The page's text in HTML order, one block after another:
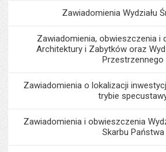
Zawiadomienia Wydziału
Zawiadomienia, obwieszczenia i
Architektury i Zabytków oraz
Przestrzennego
Zawiadomienia o lokalizacji
trybie
Zawiadomienia i obwieszczenia
Skarbu Państwa